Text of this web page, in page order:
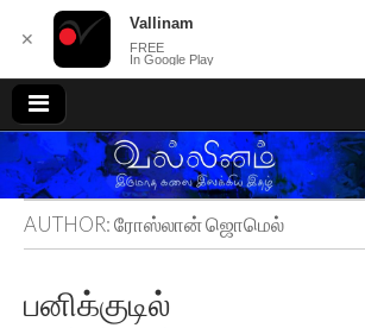
வல்லினம்
AUTHOR:ரோஸ்லான் ஜொமெல்
பனிக்குடில்
✕
Vallinam
FREE
In Google Play